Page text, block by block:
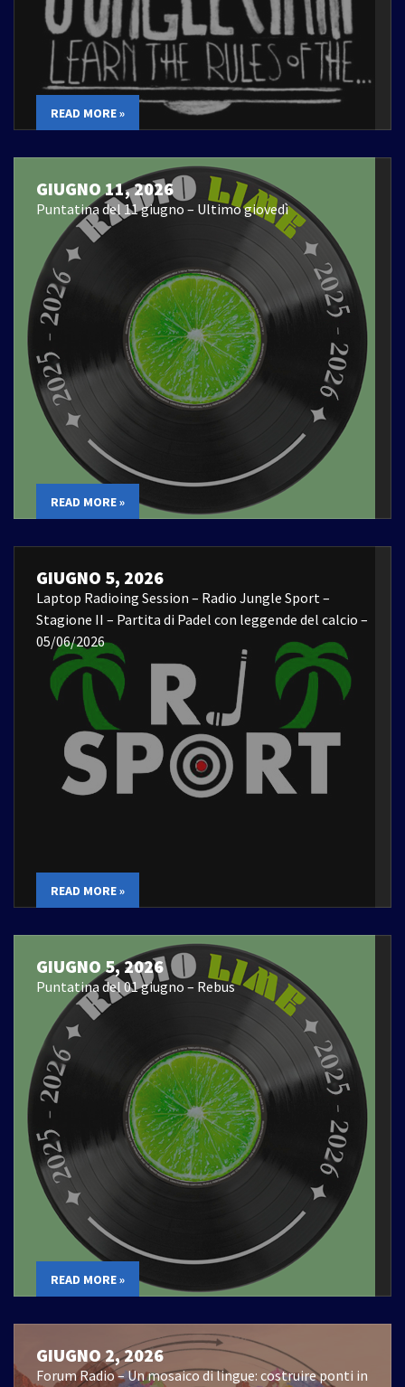
READ MORE »
GIUGNO 11, 2026
Puntatina del 11 giugno – Ultimo giovedì
READ MORE »
GIUGNO 5, 2026
Laptop Radioing Session – Radio Jungle Sport –
Stagione II – Partita di Padel con leggende del calcio –
05/06/2026
READ MORE »
GIUGNO 5, 2026
Puntatina del 01 giugno – Rebus
READ MORE »
GIUGNO 2, 2026
Forum Radio – Un mosaico di lingue: costruire ponti in